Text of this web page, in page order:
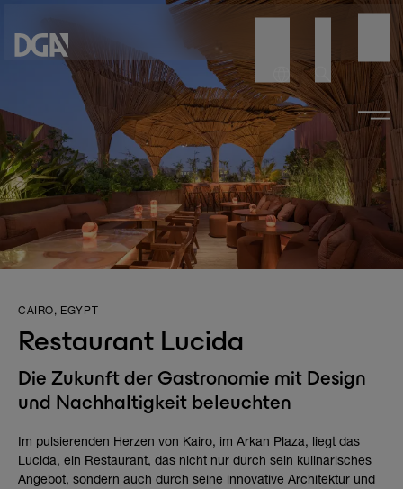
CAIRO, EGYPT
Restaurant Lucida
Die Zukunft der Gastronomie mit Design
und Nachhaltigkeit beleuchten
Im pulsierenden Herzen von Kairo, im Arkan Plaza, liegt das
Lucida, ein Restaurant, das nicht nur durch sein kulinarisches
Angebot, sondern auch durch seine innovative Architektur und